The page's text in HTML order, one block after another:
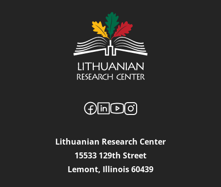
Lithuanian Research Center
15533 129th Street
Lemont, Illinois 60439